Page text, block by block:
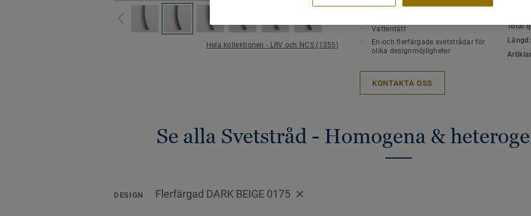
Hela kollektionen - LRV och NCS (1355)
ytor i offentliga miljöer för en perfekt
Ytor som är sammanfogade med
eftersom smuts inte fastnar i skarvarna
Vattentätt
En-och flerfärgade svetstrådar för
olika designmöjligheter
Total
KONTAKTA OSS
Se alla Svetstråd - Homogena &
DESIGN Flerfärgad DARK BEIGE 0175